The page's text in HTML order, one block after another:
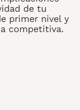
de tu
primer nivel y
competitiva.